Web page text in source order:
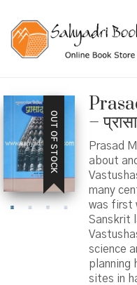
OUT OF STOCK –
Prasad
about
many
was first
Sanskrit
science
planning
sites in